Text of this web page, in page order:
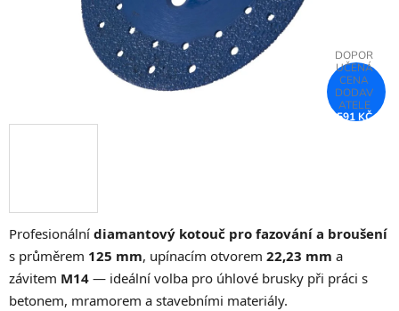
Profesionální diamantový kotouč pro fazování a broušení
s průměrem 125 mm, upínacím otvorem 22,23 mm a
závitem M14 — ideální volba pro úhlové brusky při práci s
betonem, mramorem a stavebními materiály.
591 KČ